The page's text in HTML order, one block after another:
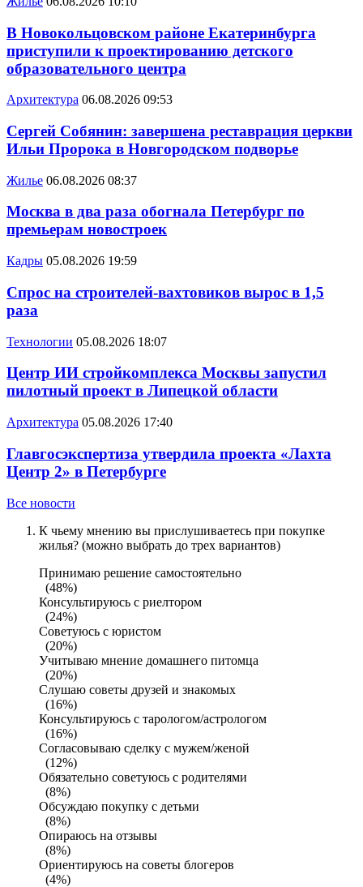
В Новокольцовском районе Екатеринбурга
приступили к проектированию детского
образовательного центра
Архитектура 06.08.2026 09:53
Сергей Собянин: завершена реставрация церкви
Ильи Пророка в Новгородском подворье
Жилье 06.08.2026 08:37
Москва в два раза обогнала Петербург по
премьерам новостроек
Кадры 05.08.2026 19:59
Спрос на строителей-вахтовиков вырос в 1,5
раза
Технологии 05.08.2026 18:07
Центр ИИ стройкомплекса Москвы запустил
пилотный проект в Липецкой области
Архитектура 05.08.2026 17:40
Главгосэкспертиза утвердила проекта «Лахта
Центр 2» в Петербурге
Все новости
К чьему мнению вы прислушиваетесь при покупке
жилья? (можно выбрать до трех вариантов)
Принимаю решение самостоятельно
(48%)
Консультируюсь с риелтором
(24%)
Советуюсь с юристом
(20%)
Учитываю мнение домашнего питомца
(20%)
Слушаю советы друзей и знакомых
(16%)
Консультируюсь с тарологом/астрологом
(16%)
Согласовываю сделку с мужем/женой
(12%)
Обязательно советуюсь с родителями
(8%)
Обсуждаю покупку с детьми
(8%)
Опираюсь на отзывы
(8%)
Ориентируюсь на советы блогеров
(4%)